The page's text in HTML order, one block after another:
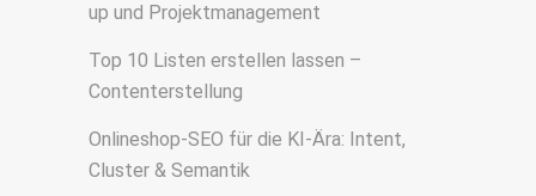
up und Projektmanagement
Top 10 Listen erstellen lassen –
Contenterstellung
Onlineshop-SEO für die KI-Ära: Intent,
Cluster & Semantik